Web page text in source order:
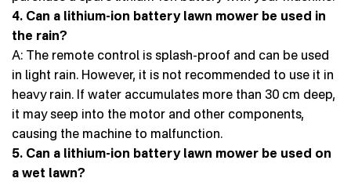
4. Can a lithium-ion battery lawn mower be used in
the rain?
A: The remote control is splash-proof and can be used
in light rain. However, it is not recommended to use it in
heavy rain. If water accumulates more than 30 cm deep,
it may seep into the motor and other components,
causing the machine to malfunction.
5. Can a lithium-ion battery lawn mower be used on
a wet lawn?